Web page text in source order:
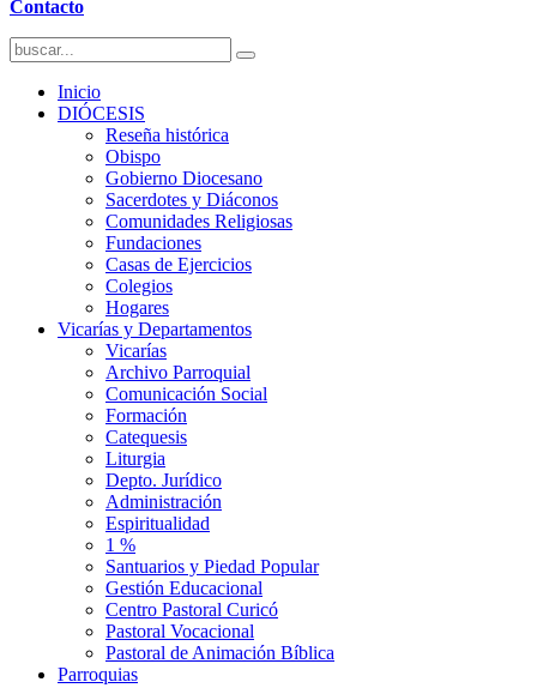
Contacto
Inicio
DIÓCESIS
Reseña histórica
Obispo
Gobierno Diocesano
Sacerdotes y Diáconos
Comunidades Religiosas
Fundaciones
Casas de Ejercicios
Colegios
Hogares
Vicarías y Departamentos
Vicarías
Archivo Parroquial
Comunicación Social
Formación
Catequesis
Liturgia
Depto. Jurídico
Administración
Espiritualidad
1 %
Santuarios y Piedad Popular
Gestión Educacional
Centro Pastoral Curicó
Pastoral Vocacional
Pastoral de Animación Bíblica
Parroquias